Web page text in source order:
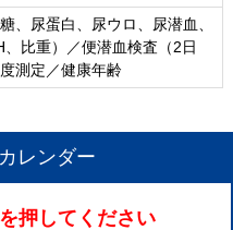
、尿蛋白、尿ウロ、尿潜血、
、比重）／便潜血検査（2日
測定／健康年齢
レンダー
押してください